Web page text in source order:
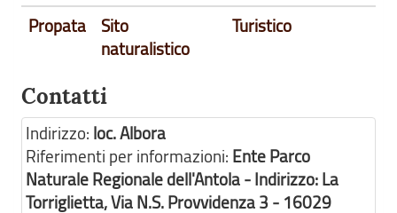
Propata
Sito
naturalistico
Turistico
Contatti
Indirizzo: loc. Albora
Riferimenti per informazioni: Ente Parco
Naturale Regionale dell'Antola - Indirizzo: La
Torriglietta, Via N.S. Provvidenza 3 - 16029